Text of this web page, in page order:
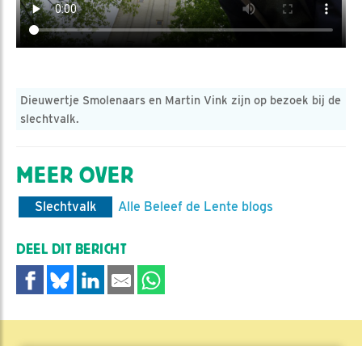
Dieuwertje Smolenaars en Martin Vink zijn op bezoek bij de
slechtvalk.
MEER OVER
Slechtvalk Alle Beleef de Lente blogs
DEEL DIT BERICHT